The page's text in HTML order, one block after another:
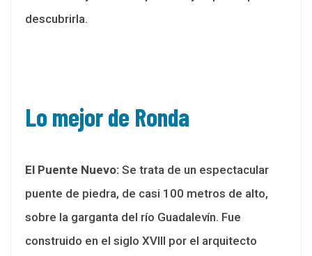
descubrirla.
Lo mejor de Ronda
El Puente Nuevo: Se trata de un espectacular
puente de piedra, de casi 100 metros de alto,
sobre la garganta del río Guadalevín. Fue
construido en el siglo XVIII por el arquitecto